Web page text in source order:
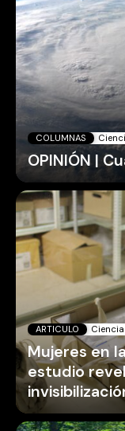
COLUMNAS
OPINIÓN |
ARTICULO
Mujeres en
estudio